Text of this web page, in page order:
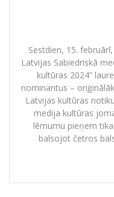
Sestdien, 15.
Latvijas Sabiedriskā
kultūras 2024”
nominantus –
Latvijas kultūras
medija kultūras
lēmumu pieņem
balsojot četros